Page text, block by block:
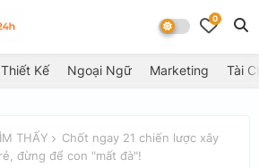
0
Thiết Kế Ngoại Ngữ Marketing Tài
THẤY
Chốt ngay 21 chiến lược xây
đừng để con "mất đà"!